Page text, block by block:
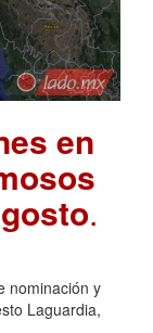
en
.
nominación y
Laguardia,